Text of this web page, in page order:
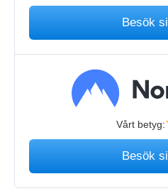
Besök
Vårt betyg:
Besök